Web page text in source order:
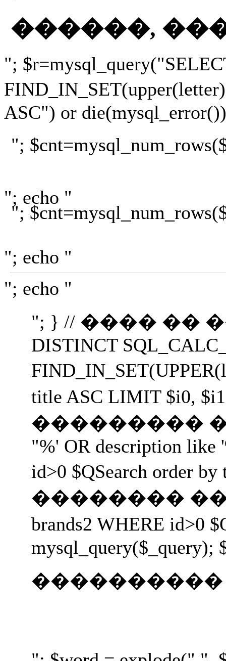
������,
";
ASC") or
";
"; echo "
";
"; echo "
"; echo "
"; } // ���� ��
DISTINCT
title ASC LIMIT
���������
"%' OR description like
id>0 $QSearch
�������� ����
brands2 WHERE
mysql_query($_query);